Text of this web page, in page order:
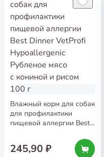
Влажный корм для собак
для профилактики
пищевой аллергии Best
Hypoallergenic Рубленое
мясо с кониной и рисом
245,90 ₽